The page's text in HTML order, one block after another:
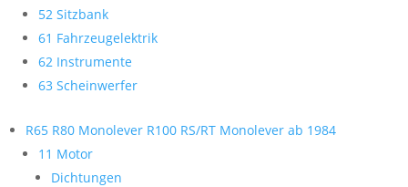
52 Sitzbank
61 Fahrzeugelektrik
62 Instrumente
63 Scheinwerfer
R65 R80 Monolever R100 RS/RT Monolever ab 1984
11 Motor
Dichtungen